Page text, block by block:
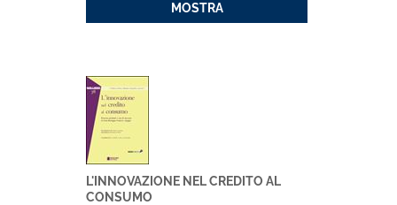
MOSTRA
L'INNOVAZIONE NEL CREDITO AL
CONSUMO